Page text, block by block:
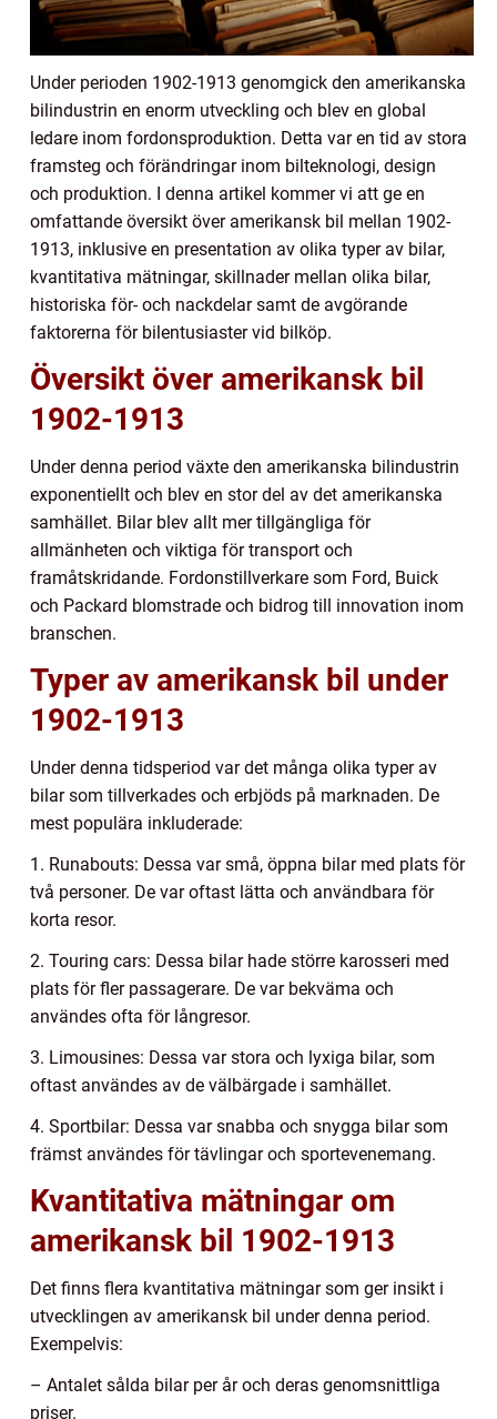
Under perioden 1902-1913 genomgick den amerikanska
bilindustrin en enorm utveckling och blev en global
ledare inom fordonsproduktion. Detta var en tid av stora
framsteg och förändringar inom bilteknologi, design
och produktion. I denna artikel kommer vi att ge en
omfattande översikt över amerikansk bil mellan 1902-
1913, inklusive en presentation av olika typer av bilar,
kvantitativa mätningar, skillnader mellan olika bilar,
historiska för- och nackdelar samt de avgörande
faktorerna för bilentusiaster vid bilköp.
Översikt över amerikansk bil
1902-1913
Under denna period växte den amerikanska bilindustrin
exponentiellt och blev en stor del av det amerikanska
samhället. Bilar blev allt mer tillgängliga för
allmänheten och viktiga för transport och
framåtskridande. Fordonstillverkare som Ford, Buick
och Packard blomstrade och bidrog till innovation inom
branschen.
Typer av amerikansk bil under
1902-1913
Under denna tidsperiod var det många olika typer av
bilar som tillverkades och erbjöds på marknaden. De
mest populära inkluderade:
1. Runabouts: Dessa var små, öppna bilar med plats för
två personer. De var oftast lätta och användbara för
korta resor.
2. Touring cars: Dessa bilar hade större karosseri med
plats för fler passagerare. De var bekväma och
användes ofta för långresor.
3. Limousines: Dessa var stora och lyxiga bilar, som
oftast användes av de välbärgade i samhället.
4. Sportbilar: Dessa var snabba och snygga bilar som
främst användes för tävlingar och sportevenemang.
Kvantitativa mätningar om
amerikansk bil 1902-1913
Det finns flera kvantitativa mätningar som ger insikt i
utvecklingen av amerikansk bil under denna period.
Exempelvis:
– Antalet sålda bilar per år och deras genomsnittliga
priser.